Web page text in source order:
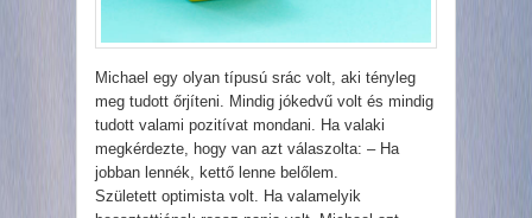
Michael egy olyan típusú srác volt, aki tényleg
meg tudott őrjíteni. Mindig jókedvű volt és mindig
tudott valami pozitívat mondani. Ha valaki
megkérdezte, hogy van azt válaszolta: – Ha
jobban lennék, kettő lenne belőlem.
Született optimista volt. Ha valamelyik